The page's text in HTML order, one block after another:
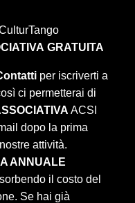
GRATUITA
per iscriverti a
ci permetterai di
ACSI
dopo la prima
attività.
ANNUALE
il costo del
Se hai già